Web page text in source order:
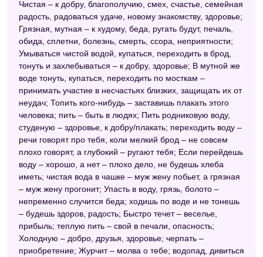
Чистая – к добру, благополучию, смех, счастье, семейная
радость, радоваться удаче, новому знакомству, здоровье;
Грязная, мутная – к худому, беда, ругать будут, печаль,
обида, сплетни, болезнь, смерть, ссора, неприятности;
Умываться чистой водой, купаться, переходить в брод,
тонуть и захлебываться – к добру, здоровье; В мутной же
воде тонуть, купаться, переходить по мосткам –
принимать участие в несчастьях близких, защищать их от
неудач; Топить кого-нибудь – заставишь плакать этого
человека; пить – быть в людях; Пить родниковую воду,
студеную – здоровье, к добру/плакать; переходить воду –
речи говорят про тебя, коли мелкий брод – не совсем
плохо говорят, а глубокий – ругают тебя; Если перейдешь
воду – хорошо, а нет – плохо дело, не будешь хлеба
иметь; чистая вода в чашке – муж жену побьет, а грязная
– муж жену прогонит; Упасть в воду, грязь, болото –
непременно случится беда; ходишь по воде и не тонешь
– будешь здоров, радость; Быстро течет – веселье,
прибыль; теплую пить – свой в печали, опасность;
Холодную – добро, друзья, здоровье; черпать –
приобретение; Журчит – молва о тебе; водопад, дивиться